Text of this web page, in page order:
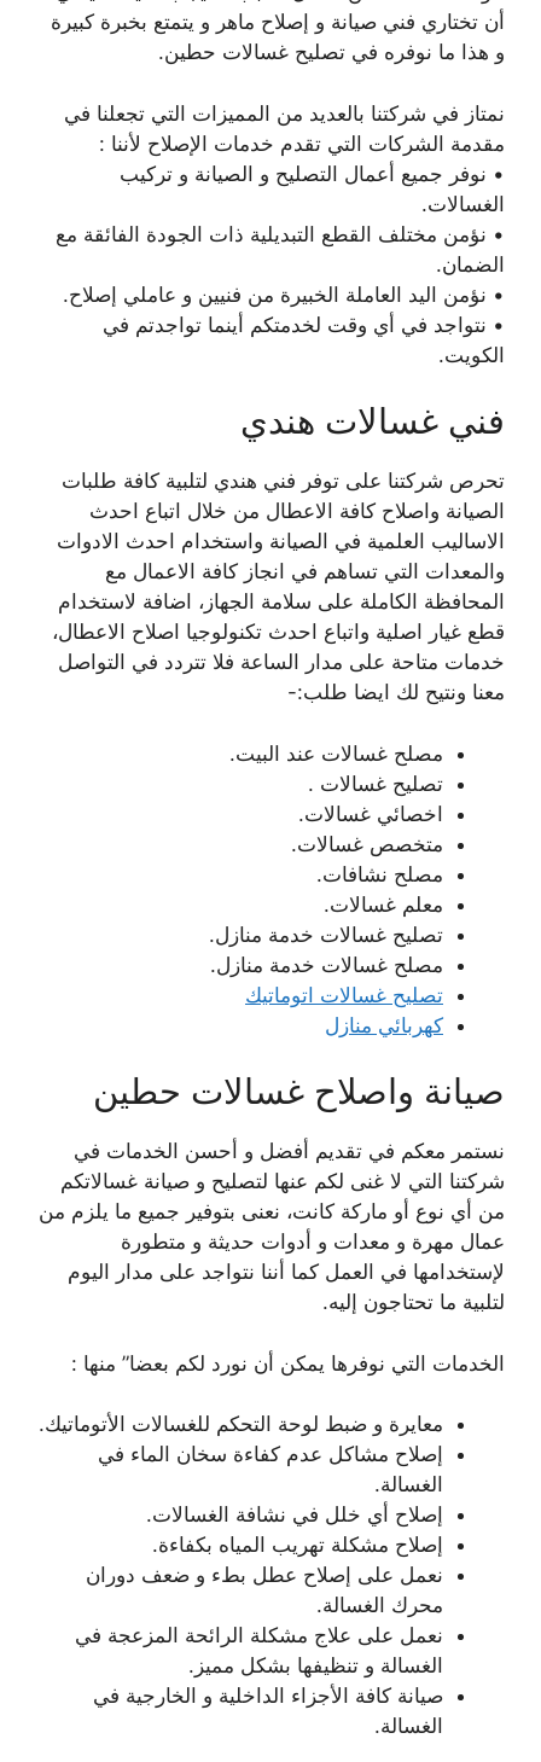
أن تختاري فني صيانة و إصلاح ماهر و يتمتع بخبرة كبيرة
و هذا ما نوفره في تصليح غسالات حطين.
نمتاز في شركتنا بالعديد من المميزات التي تجعلنا في
مقدمة الشركات التي تقدم خدمات الإصلاح لأننا :
• نوفر جميع أعمال التصليح و الصيانة و تركيب
الغسالات.
• نؤمن مختلف القطع التبديلية ذات الجودة الفائقة مع
الضمان.
• نؤمن اليد العاملة الخبيرة من فنيين و عاملي إصلاح.
• نتواجد في أي وقت لخدمتكم أينما تواجدتم في
الكويت.
فني غسالات هندي
تحرص شركتنا على توفر فني هندي لتلبية كافة طلبات
الصيانة واصلاح كافة الاعطال من خلال اتباع احدث
الاساليب العلمية في الصيانة واستخدام احدث الادوات
والمعدات التي تساهم في انجاز كافة الاعمال مع
المحافظة الكاملة على سلامة الجهاز، اضافة لاستخدام
قطع غيار اصلية واتباع احدث تكنولوجيا اصلاح الاعطال،
خدمات متاحة على مدار الساعة فلا تتردد في التواصل
معنا ونتيح لك ايضا طلب:-
مصلح غسالات عند البيت.
تصليح غسالات .
اخصائي غسالات.
متخصص غسالات.
مصلح نشافات.
معلم غسالات.
تصليح غسالات خدمة منازل.
مصلح غسالات خدمة منازل.
تصليح غسالات اتوماتيك
كهربائي منازل
صيانة واصلاح غسالات حطين
نستمر معكم في تقديم أفضل و أحسن الخدمات في
شركتنا التي لا غنى لكم عنها لتصليح و صيانة غسالاتكم
من أي نوع أو ماركة كانت، نعنى بتوفير جميع ما يلزم من
عمال مهرة و معدات و أدوات حديثة و متطورة
لإستخدامها في العمل كما أننا نتواجد على مدار اليوم
لتلبية ما تحتاجون إليه.
الخدمات التي نوفرها يمكن أن نورد لكم بعضا” منها :
معايرة و ضبط لوحة التحكم للغسالات الأتوماتيك.
إصلاح مشاكل عدم كفاءة سخان الماء في
الغسالة.
إصلاح أي خلل في نشافة الغسالات.
إصلاح مشكلة تهريب المياه بكفاءة.
نعمل على إصلاح عطل بطء و ضعف دوران
محرك الغسالة.
نعمل على علاج مشكلة الرائحة المزعجة في
الغسالة و تنظيفها بشكل مميز.
صيانة كافة الأجزاء الداخلية و الخارجية في
الغسالة.